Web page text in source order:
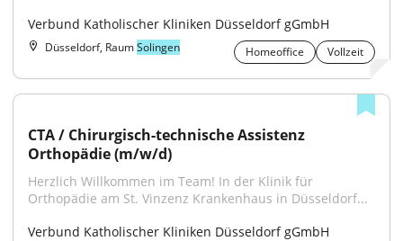
Verbund Katholischer Kliniken Düsseldorf gGmbH
Düsseldorf, RaumSolingen Homeoffice Vollzeit
CTA / Chirurgisch-technische Assistenz
Orthopädie (m/w/d)
Herzlich Willkommen im Team! In der Klinik für
Orthopädie am St. Vinzenz Krankenhaus in Düsseldorf...
Verbund Katholischer Kliniken Düsseldorf gGmbH